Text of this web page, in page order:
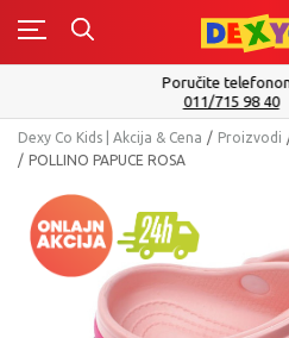
0
Isporuku možete očekivati
Dexy Co Kids | Akcija & Cena Proizvodi
POLLINO PAPUCE ROSA